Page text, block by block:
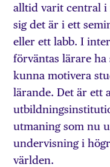
alltid varit central i
sig det är i ett
eller ett labb. I
förväntas lärare
kunna motivera
lärande. Det är ett
utmaning som nu
undervisning i
världen.